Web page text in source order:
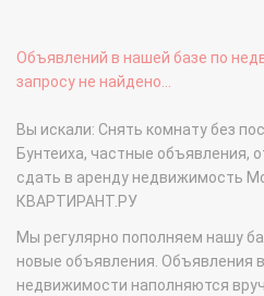
Объявлений в нашей базе по
запросу не найдено...
Вы искали: Снять комнату без
Бунтеиха, частные объявления,
сдать в аренду недвижимость
КВАРТИРАНТ.РУ
Мы регулярно пополняем нашу
новые объявления. Объявления
недвижимости наполняются